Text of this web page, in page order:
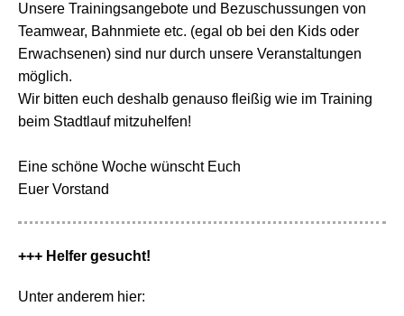
Unsere Trainingsangebote und Bezuschussungen von
Teamwear, Bahnmiete etc. (egal ob bei den Kids oder
Erwachsenen) sind nur durch unsere Veranstaltungen
möglich.
Wir bitten euch deshalb genauso fleißig wie im Training
beim Stadtlauf mitzuhelfen!
Eine schöne Woche wünscht Euch
Euer Vorstand
+++ Helfer gesucht!
Unter anderem hier: